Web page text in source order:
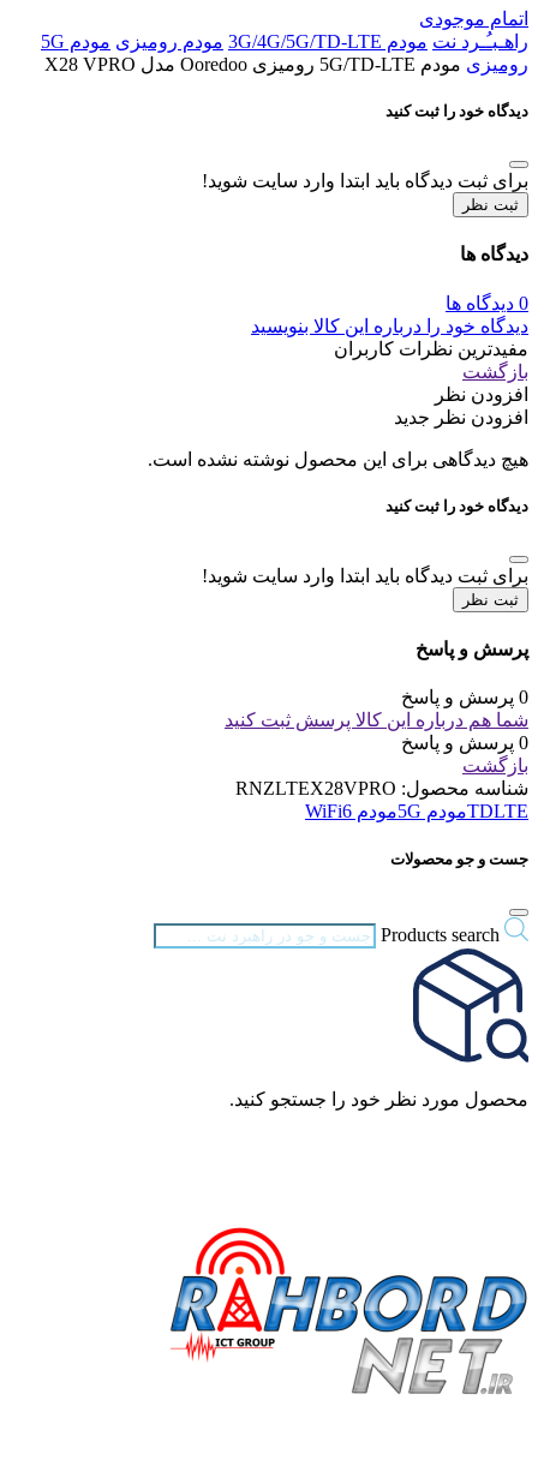
اتمام موجودی
راهـبـُـرد نت مودم 3G/4G/5G/TD-LTE مودم رومیزی
مودم 5G
رومیزی مودم 5G/TD-LTE رومیزی Ooredoo مدل X28 VPRO
دیدگاه خود را ثبت کنید
برای ثبت دیدگاه باید ابتدا وارد سایت شوید!
ثبت نظر
دیدگاه ها
0 دیدگاه ها
دیدگاه خود را درباره این کالا بنویسید
مفیدترین نظرات کاربران
بازگشت
افزودن نظر
افزودن نظر جدید
هیچ دیدگاهی برای این محصول نوشته نشده است.
دیدگاه خود را ثبت کنید
برای ثبت دیدگاه باید ابتدا وارد سایت شوید!
ثبت نظر
پرسش و پاسخ
0 پرسش و پاسخ
شما هم درباره این کالا پرسش ثبت کنید
0 پرسش و پاسخ
بازگشت
شناسه محصول: RNZLTEX28VPRO
TDLTEمودم 5G مودم WiFi6
جست و جو محصولات
Products search
محصول مورد نظر خود را جستجو کنید.